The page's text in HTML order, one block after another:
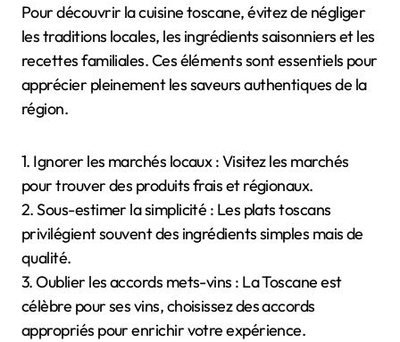
Pour découvrir la cuisine toscane, évitez de négliger
les traditions locales, les ingrédients saisonniers et les
recettes familiales. Ces éléments sont essentiels pour
apprécier pleinement les saveurs authentiques de la
région.
1. Ignorer les marchés locaux : Visitez les marchés
pour trouver des produits frais et régionaux.
2. Sous-estimer la simplicité : Les plats toscans
privilégient souvent des ingrédients simples mais de
qualité.
3. Oublier les accords mets-vins : La Toscane est
célèbre pour ses vins, choisissez des accords
appropriés pour enrichir votre expérience.